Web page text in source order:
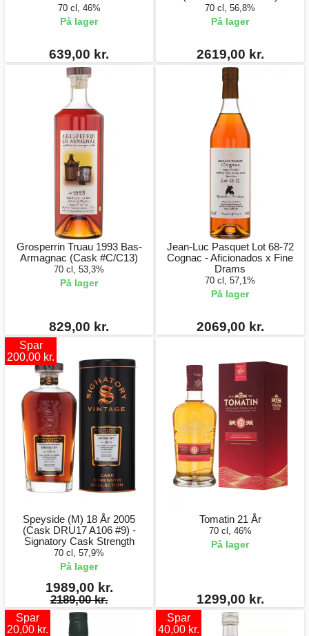
70 cl, 46%
På lager
639,00 kr.
70 cl, 56,8%
På lager
2619,00 kr.
Grosperrin Truau 1993 Bas-
Armagnac (Cask #C/C13)
70 cl, 53,3%
På lager
829,00 kr.
Jean-Luc Pasquet Lot 68-72
Cognac - Aficionados x Fine
Drams
70 cl, 57,1%
På lager
2069,00 kr.
Spar
200,00 kr.
Speyside (M) 18 År 2005
(Cask DRU17 A106 #9) -
Signatory Cask Strength
70 cl, 57,9%
På lager
1989,00 kr.
2189,00 kr.
Tomatin 21 År
70 cl, 46%
På lager
1299,00 kr.
Spar
20,00 kr.
Spar
40,00 kr.